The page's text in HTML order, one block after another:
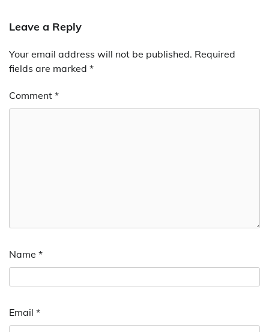
Leave a Reply
Your email address will not be published. Required
fields are marked *
Comment *
Name *
Email *